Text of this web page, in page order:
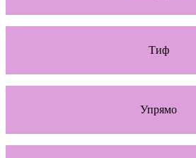
Тиф
Упрямо